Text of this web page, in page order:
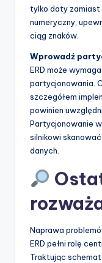
tylko daty
numeryczny,
ciąg znaków.
Wprowadź
ERD może
partycjonowania.
szczegółem
powinien
Partycjonowanie
silnikowi
danych.
Naprawa
ERD pełni rolę
Traktując